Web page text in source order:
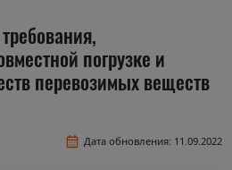
погрузке и
перевозимых веществ
Дата обновления: 11.09.2022